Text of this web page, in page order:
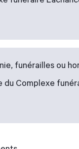
funérailles ou
du Complexe